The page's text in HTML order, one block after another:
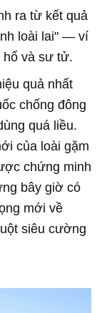
ra từ kết quả
loài lai" — ví
hổ và sư tử.
quả nhất
chống đông
quá liều.
của loài gặm
chứng minh
bây giờ có
mới về
siêu cường